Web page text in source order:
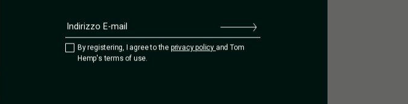
By registering, I agree to the privacy policy and Tom
Hemp's terms of use.